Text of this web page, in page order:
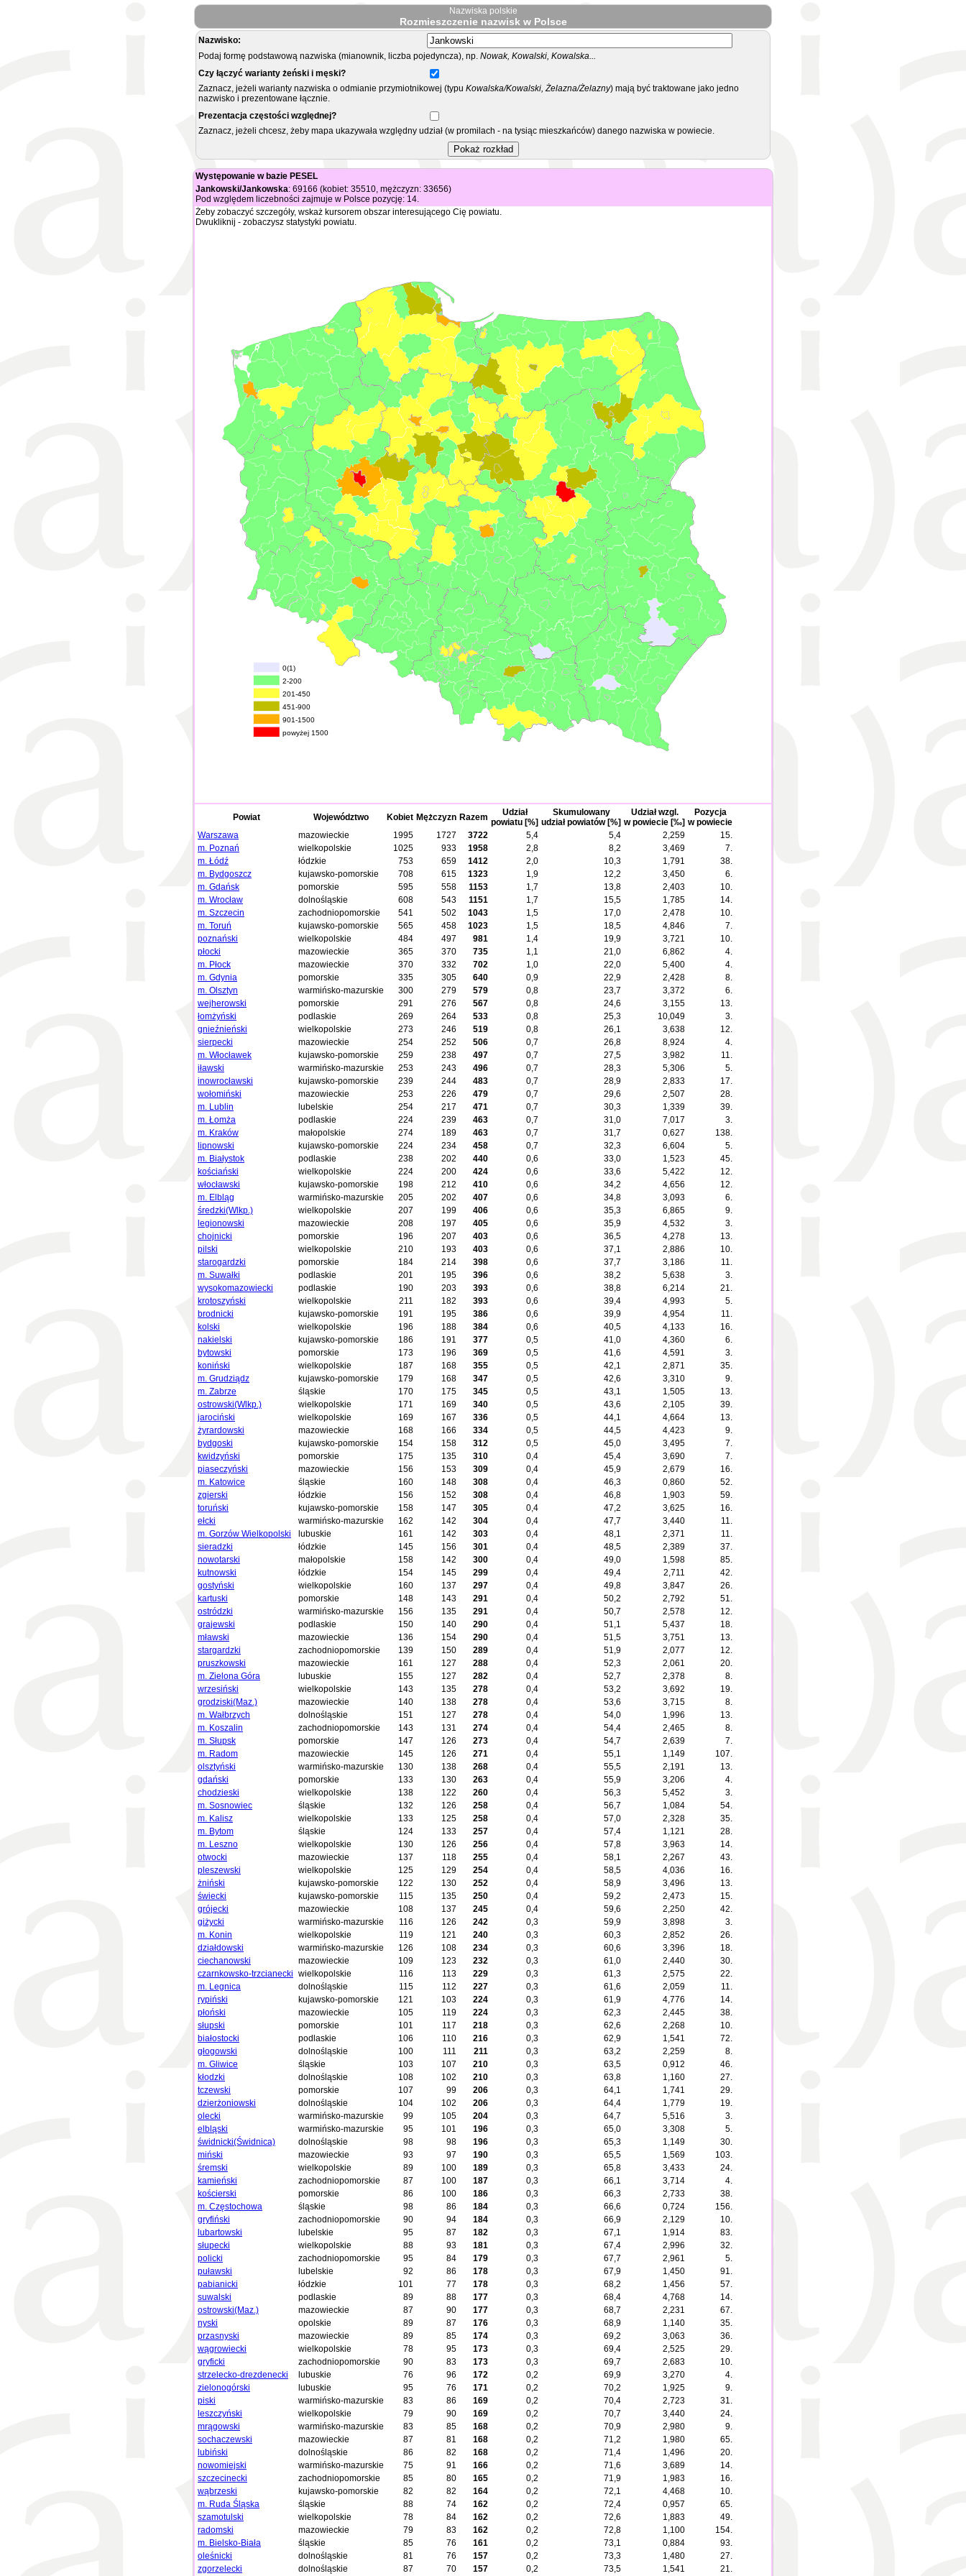
Nazwiska polskie
Rozmieszczenie nazwisk w Polsce
Nazwisko:
Podaj formę podstawową nazwiska (mianownik, liczba pojedyncza), np. Nowak, Kowalski, Kowalska...
Czy łączyć warianty żeński i męski?
Zaznacz, jeżeli warianty nazwiska o odmianie przymiotnikowej (typu Kowalska/Kowalski, Żelazna/Żelazny) mają być traktowane jako jedno
nazwisko i prezentowane łącznie.
Prezentacja częstości względnej?
Zaznacz, jeżeli chcesz, żeby mapa ukazywała względny udział (w promilach - na tysiąc mieszkańców) danego nazwiska w powiecie.
Występowanie w bazie PESEL
Jankowski/Jankowska: 69166 (kobiet: 35510, mężczyzn: 33656)
Pod względem liczebności zajmuje w Polsce pozycję: 14.
Żeby zobaczyć szczegóły, wskaż kursorem obszar interesującego Cię powiatu.
Dwukliknij - zobaczysz statystyki powiatu.
0(1)
2-200
201-450
451-900
901-1500
powyżej 1500
Powiat Województwo Kobiet Mężczyzn Razem
Udział
powiatu [%]
Skumulowany
udział powiatów [%]
Udział wzgl.
w powiecie [‰]
Pozycja
w powiecie
Warszawa
mazowieckie 1995 1727 3722 5,4 5,4 2,259
15.
m. Poznań
wielkopolskie 1025 933 1958 2,8 8,2 3,469
7.
m. Łódź
łódzkie 753 659 1412 2,0 10,3 1,791
38.
m. Bydgoszcz
kujawsko-pomorskie 708 615 1323 1,9 12,2 3,450
6.
m. Gdańsk
pomorskie 595 558 1153 1,7 13,8 2,403
10.
m. Wrocław
dolnośląskie 608 543 1151 1,7 15,5 1,785
14.
m. Szczecin
zachodniopomorskie 541 502 1043 1,5 17,0 2,478
10.
m. Toruń
kujawsko-pomorskie 565 458 1023 1,5 18,5 4,846
7.
poznański
wielkopolskie 484 497 981 1,4 19,9 3,721
10.
płocki
mazowieckie 365 370 735 1,1 21,0 6,862
4.
m. Płock
mazowieckie 370 332 702 1,0 22,0 5,400
4.
m. Gdynia
pomorskie 335 305 640 0,9 22,9 2,428
8.
m. Olsztyn
warmińsko-mazurskie 300 279 579 0,8 23,7 3,372
6.
wejherowski
pomorskie 291 276 567 0,8 24,6 3,155
13.
łomżyński
podlaskie 269 264 533 0,8 25,3 10,049
3.
gnieźnieński
wielkopolskie 273 246 519 0,8 26,1 3,638
12.
sierpecki
mazowieckie 254 252 506 0,7 26,8 8,924
4.
m. Włocławek
kujawsko-pomorskie 259 238 497 0,7 27,5 3,982
11.
iławski
warmińsko-mazurskie 253 243 496 0,7 28,3 5,306
5.
inowrocławski
kujawsko-pomorskie 239 244 483 0,7 28,9 2,833
17.
wołomiński
mazowieckie 253 226 479 0,7 29,6 2,507
28.
m. Lublin
lubelskie 254 217 471 0,7 30,3 1,339
39.
m. Łomża
podlaskie 224 239 463 0,7 31,0 7,017
3.
m. Kraków
małopolskie 274 189 463 0,7 31,7 0,627
138.
lipnowski
kujawsko-pomorskie 224 234 458 0,7 32,3 6,604
5.
m. Białystok
podlaskie 238 202 440 0,6 33,0 1,523
45.
kościański
wielkopolskie 224 200 424 0,6 33,6 5,422
12.
włocławski
kujawsko-pomorskie 198 212 410 0,6 34,2 4,656
12.
m. Elbląg
warmińsko-mazurskie 205 202 407 0,6 34,8 3,093
6.
średzki(Wlkp.)
wielkopolskie 207 199 406 0,6 35,3 6,865
9.
legionowski
mazowieckie 208 197 405 0,6 35,9 4,532
3.
chojnicki
pomorskie 196 207 403 0,6 36,5 4,278
13.
pilski
wielkopolskie 210 193 403 0,6 37,1 2,886
10.
starogardzki
pomorskie 184 214 398 0,6 37,7 3,186
11.
m. Suwałki
podlaskie 201 195 396 0,6 38,2 5,638
3.
wysokomazowiecki
podlaskie 190 203 393 0,6 38,8 6,214
21.
krotoszyński
wielkopolskie 211 182 393 0,6 39,4 4,993
5.
brodnicki
kujawsko-pomorskie 191 195 386 0,6 39,9 4,954
11.
kolski
wielkopolskie 196 188 384 0,6 40,5 4,133
16.
nakielski
kujawsko-pomorskie 186 191 377 0,5 41,0 4,360
6.
bytowski
pomorskie 173 196 369 0,5 41,6 4,591
3.
koniński
wielkopolskie 187 168 355 0,5 42,1 2,871
35.
m. Grudziądz
kujawsko-pomorskie 179 168 347 0,5 42,6 3,310
9.
m. Zabrze
śląskie 170 175 345 0,5 43,1 1,505
13.
ostrowski(Wlkp.)
wielkopolskie 171 169 340 0,5 43,6 2,105
39.
jarociński
wielkopolskie 169 167 336 0,5 44,1 4,664
13.
żyrardowski
mazowieckie 168 166 334 0,5 44,5 4,423
9.
bydgoski
kujawsko-pomorskie 154 158 312 0,5 45,0 3,495
7.
kwidzyński
pomorskie 175 135 310 0,4 45,4 3,690
7.
piaseczyński
mazowieckie 156 153 309 0,4 45,9 2,679
16.
m. Katowice
śląskie 160 148 308 0,4 46,3 0,860
52.
zgierski
łódzkie 156 152 308 0,4 46,8 1,903
59.
toruński
kujawsko-pomorskie 158 147 305 0,4 47,2 3,625
16.
ełcki
warmińsko-mazurskie 162 142 304 0,4 47,7 3,440
11.
m. Gorzów Wielkopolski
lubuskie 161 142 303 0,4 48,1 2,371
11.
sieradzki
łódzkie 145 156 301 0,4 48,5 2,389
37.
nowotarski
małopolskie 158 142 300 0,4 49,0 1,598
85.
kutnowski
łódzkie 154 145 299 0,4 49,4 2,711
42.
gostyński
wielkopolskie 160 137 297 0,4 49,8 3,847
26.
kartuski
pomorskie 148 143 291 0,4 50,2 2,792
51.
ostródzki
warmińsko-mazurskie 156 135 291 0,4 50,7 2,578
12.
grajewski
podlaskie 150 140 290 0,4 51,1 5,437
18.
mławski
mazowieckie 136 154 290 0,4 51,5 3,751
13.
stargardzki
zachodniopomorskie 139 150 289 0,4 51,9 2,077
12.
pruszkowski
mazowieckie 161 127 288 0,4 52,3 2,061
20.
m. Zielona Góra
lubuskie 155 127 282 0,4 52,7 2,378
8.
wrzesiński
wielkopolskie 143 135 278 0,4 53,2 3,692
19.
grodziski(Maz.)
mazowieckie 140 138 278 0,4 53,6 3,715
8.
m. Wałbrzych
dolnośląskie 151 127 278 0,4 54,0 1,996
13.
m. Koszalin
zachodniopomorskie 143 131 274 0,4 54,4 2,465
8.
m. Słupsk
pomorskie 147 126 273 0,4 54,7 2,639
7.
m. Radom
mazowieckie 145 126 271 0,4 55,1 1,149
107.
olsztyński
warmińsko-mazurskie 130 138 268 0,4 55,5 2,191
13.
gdański
pomorskie 133 130 263 0,4 55,9 3,206
4.
chodzieski
wielkopolskie 138 122 260 0,4 56,3 5,452
3.
m. Sosnowiec
śląskie 132 126 258 0,4 56,7 1,084
54.
m. Kalisz
wielkopolskie 133 125 258 0,4 57,0 2,328
35.
m. Bytom
śląskie 124 133 257 0,4 57,4 1,121
28.
m. Leszno
wielkopolskie 130 126 256 0,4 57,8 3,963
14.
otwocki
mazowieckie 137 118 255 0,4 58,1 2,267
43.
pleszewski
wielkopolskie 125 129 254 0,4 58,5 4,036
16.
żniński
kujawsko-pomorskie 122 130 252 0,4 58,9 3,496
13.
świecki
kujawsko-pomorskie 115 135 250 0,4 59,2 2,473
15.
grójecki
mazowieckie 108 137 245 0,4 59,6 2,250
42.
giżycki
warmińsko-mazurskie 116 126 242 0,3 59,9 3,898
3.
m. Konin
wielkopolskie 119 121 240 0,3 60,3 2,852
26.
działdowski
warmińsko-mazurskie 126 108 234 0,3 60,6 3,396
18.
ciechanowski
mazowieckie 109 123 232 0,3 61,0 2,440
30.
czarnkowsko-trzcianecki wielkopolskie 116 113 229 0,3 61,3 2,575
22.
m. Legnica
dolnośląskie 115 112 227 0,3 61,6 2,059
11.
rypiński
kujawsko-pomorskie 121 103 224 0,3 61,9 4,776
14.
płoński
mazowieckie 105 119 224 0,3 62,3 2,445
38.
słupski
pomorskie 101 117 218 0,3 62,6 2,268
10.
białostocki
podlaskie 106 110 216 0,3 62,9 1,541
72.
głogowski
dolnośląskie 100 111 211 0,3 63,2 2,259
8.
m. Gliwice
śląskie 103 107 210 0,3 63,5 0,912
46.
kłodzki
dolnośląskie 108 102 210 0,3 63,8 1,160
27.
tczewski
pomorskie 107 99 206 0,3 64,1 1,741
29.
dzierżoniowski
dolnośląskie 104 102 206 0,3 64,4 1,779
19.
olecki
warmińsko-mazurskie 99 105 204 0,3 64,7 5,516
3.
elbląski
warmińsko-mazurskie 95 101 196 0,3 65,0 3,308
5.
świdnicki(Świdnica)
dolnośląskie 98 98 196 0,3 65,3 1,149
30.
miński
mazowieckie 93 97 190 0,3 65,5 1,569
103.
śremski
wielkopolskie 89 100 189 0,3 65,8 3,433
24.
kamieński
zachodniopomorskie 87 100 187 0,3 66,1 3,714
4.
kościerski
pomorskie 86 100 186 0,3 66,3 2,733
38.
m. Częstochowa
śląskie 98 86 184 0,3 66,6 0,724
156.
gryfiński
zachodniopomorskie 90 94 184 0,3 66,9 2,129
10.
lubartowski
lubelskie 95 87 182 0,3 67,1 1,914
83.
słupecki
wielkopolskie 88 93 181 0,3 67,4 2,996
32.
policki
zachodniopomorskie 95 84 179 0,3 67,7 2,961
5.
puławski
lubelskie 92 86 178 0,3 67,9 1,450
91.
pabianicki
łódzkie 101 77 178 0,3 68,2 1,456
57.
suwalski
podlaskie 89 88 177 0,3 68,4 4,768
14.
ostrowski(Maz.)
mazowieckie 87 90 177 0,3 68,7 2,231
67.
nyski
opolskie 89 87 176 0,3 68,9 1,140
35.
przasnyski
mazowieckie 89 85 174 0,3 69,2 3,063
36.
wągrowiecki
wielkopolskie 78 95 173 0,3 69,4 2,525
29.
gryficki
zachodniopomorskie 90 83 173 0,3 69,7 2,683
10.
strzelecko-drezdenecki
lubuskie 76 96 172 0,2 69,9 3,270
4.
zielonogórski
lubuskie 95 76 171 0,2 70,2 1,925
9.
piski
warmińsko-mazurskie 83 86 169 0,2 70,4 2,723
31.
leszczyński
wielkopolskie 79 90 169 0,2 70,7 3,440
24.
mrągowski
warmińsko-mazurskie 83 85 168 0,2 70,9 2,980
9.
sochaczewski
mazowieckie 87 81 168 0,2 71,2 1,980
65.
lubiński
dolnośląskie 86 82 168 0,2 71,4 1,496
20.
nowomiejski
warmińsko-mazurskie 75 91 166 0,2 71,6 3,689
14.
szczecinecki
zachodniopomorskie 85 80 165 0,2 71,9 1,983
16.
wąbrzeski
kujawsko-pomorskie 82 82 164 0,2 72,1 4,468
10.
m. Ruda Śląska
śląskie 88 74 162 0,2 72,4 0,957
65.
szamotulski
wielkopolskie 78 84 162 0,2 72,6 1,883
49.
radomski
mazowieckie 79 83 162 0,2 72,8 1,100
154.
m. Bielsko-Biała
śląskie 85 76 161 0,2 73,1 0,884
93.
oleśnicki
dolnośląskie 81 76 157 0,2 73,3 1,480
27.
zgorzelecki
dolnośląskie 87 70 157 0,2 73,5 1,541 21.